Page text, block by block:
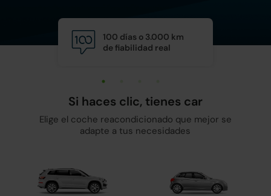
100 días o 3.000 km
de fiabilidad real
y
Si haces clic, tienes car
Elige el coche reacondicionado que mejor se
adapte a tus necesidades